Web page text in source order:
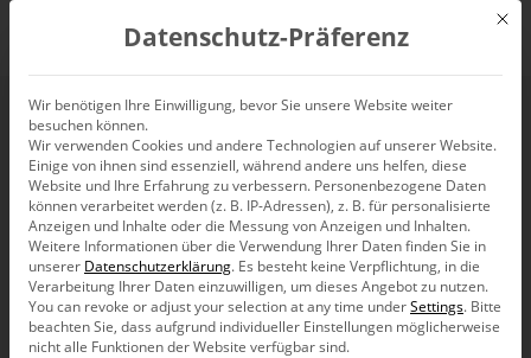
EN
Slides are silver,
speeches are golden
PowerPoint is in discussion. It works well as a slide
projector. Then they can all see what they are supposed to
Mit
Datenschutz-Präferenz
Wir benötigen Ihre Einwilligung, bevor Sie unsere Website weiter
besuchen können.
Wir verwenden Cookies und andere Technologien auf unserer Website.
Einige von ihnen sind essenziell, während andere uns helfen, diese
Website und Ihre Erfahrung zu verbessern. Personenbezogene Daten
können verarbeitet werden (z. B. IP-Adressen), z. B. für personalisierte
Anzeigen und Inhalte oder die Messung von Anzeigen und Inhalten.
Weitere Informationen über die Verwendung Ihrer Daten finden Sie in
unserer Datenschutzerklärung. Es besteht keine Verpflichtung, in die
Verarbeitung Ihrer Daten einzuwilligen, um dieses Angebot zu nutzen.
You can revoke or adjust your selection at any time underSettings. Bitte
beachten Sie, dass aufgrund individueller Einstellungen möglicherweise
nicht alle Funktionen der Website verfügbar sind.